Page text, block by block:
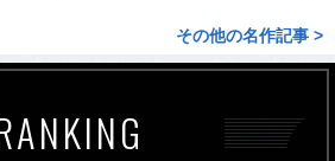
その他の名作記事 >